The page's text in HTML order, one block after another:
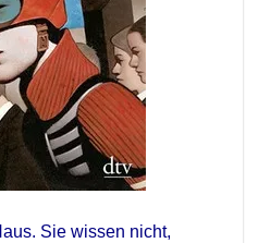
Sie wissen nicht,